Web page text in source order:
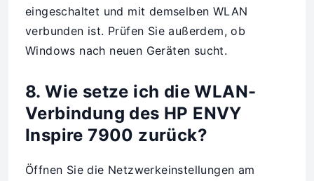
eingeschaltet und mit demselben WLAN
verbunden ist. Prüfen Sie außerdem, ob
Windows nach neuen Geräten sucht.
8. Wie setze ich die WLAN-
Verbindung des HP ENVY
Inspire 7900 zurück?
Öffnen Sie die Netzwerkeinstellungen am